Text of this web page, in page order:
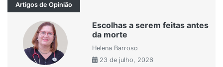
Artigos de Opinião
Escolhas a serem feitas antes
da morte
Helena Barroso
23 de julho, 2026